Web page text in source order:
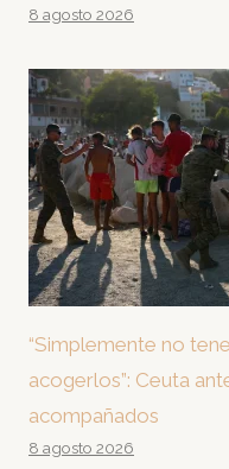
8 agosto 2026
“Simplemente no
acogerlos”: Ceuta
acompañados
8 agosto 2026